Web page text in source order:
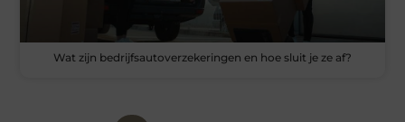
Wat zijn bedrijfsautoverzekeringen en hoe sluit je ze af?